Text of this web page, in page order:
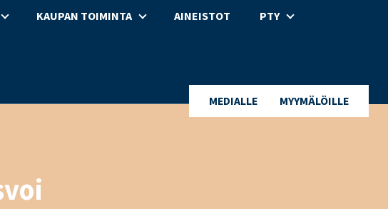
KAUPAN TOIMINTA AINEISTOT PTY
MEDIALLE MYYMÄLÖILLE